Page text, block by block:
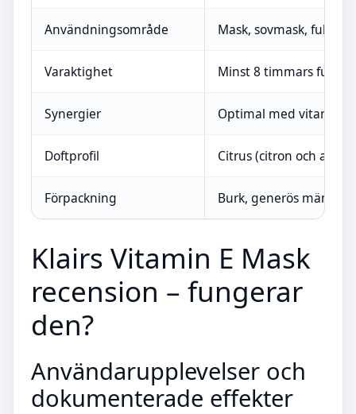
Användningsområde Mask, sovmask,
Varaktighet Minst 8 timmars fukt
Synergier Optimal med vitamin C
Doftprofil Citrus (citron och
Förpackning Burk, generös mängd
Klairs Vitamin E Mask
recension – fungerar
den?
Användarupplevelser och
dokumenterade effekter